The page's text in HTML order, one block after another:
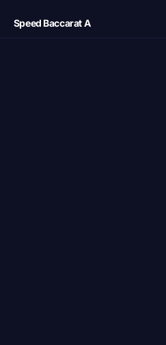
Speed Baccarat A